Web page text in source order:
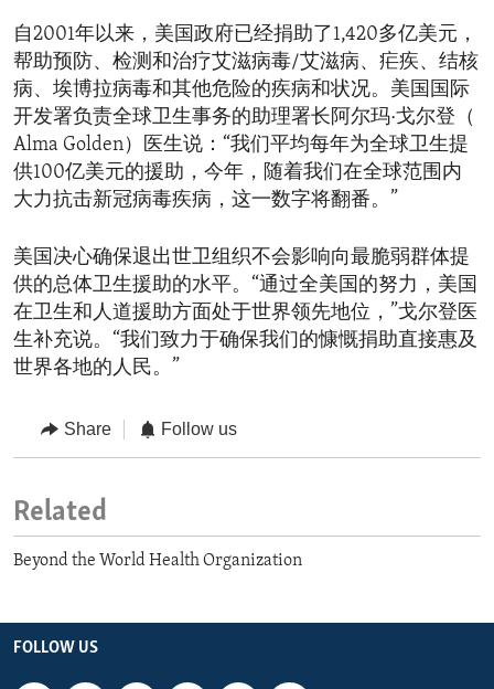
自2001年以来，美国政府已经捐助了1,420多亿美元，
帮助预防、检测和治疗艾滋病毒/艾滋病、疟疾、结核
病、埃博拉病毒和其他危险的疾病和状况。美国国际
开发署负责全球卫生事务的助理署长阿尔玛·戈尔登（
Alma Golden）医生说：“我们平均每年为全球卫生提
供100亿美元的援助，今年，随着我们在全球范围内
大力抗击新冠病毒疾病，这一数字将翻番。”
美国决心确保退出世卫组织不会影响向最脆弱群体提
供的总体卫生援助的水平。“通过全美国的努力，美国
在卫生和人道援助方面处于世界领先地位，”戈尔登医
生补充说。“我们致力于确保我们的慷慨捐助直接惠及
世界各地的人民。”
Share Follow us
Related
Beyond the World Health Organization
FOLLOW US